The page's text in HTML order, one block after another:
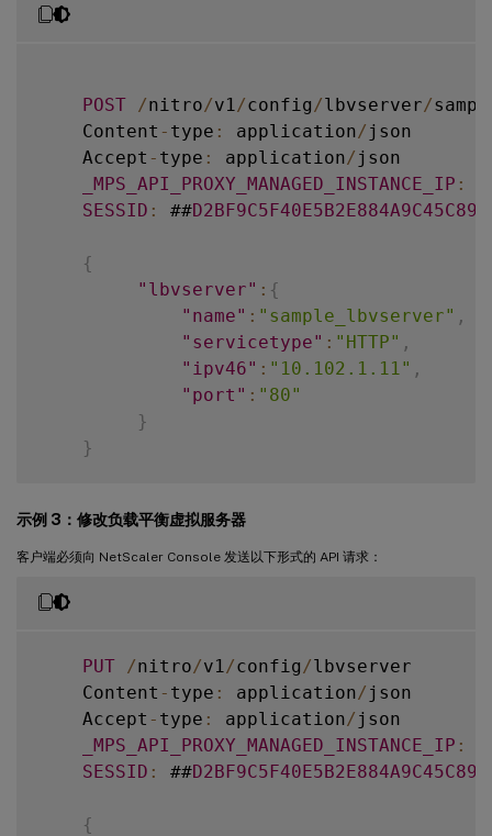
"cert_verified": "false",
"sessionid" :
"token": "b2f3f935e93db6a"
POST /nitro/v1/config/lbvserver/
    Content
- type : application/ json
    Accept
- type : application/ json
_MPS_API_PROXY_MANAGED_INSTANCE_IP :
SESSID : ##
{
"lbvserver" : {
"name" : "sample_lbvserver" ,
"servicetype" : "HTTP" ,
"ipv46" : "10.102.1.11" ,
"port" : "80"
}
}
示例 3：修改负载平衡虚拟服务器
客户端必须向 NetScaler Console 发送以下形式的 API 请求：
PUT /nitro/v1/config/lbvserver
    Content
- type : application/ json
    Accept
- type : application/ json
_MPS_API_PROXY_MANAGED_INSTANCE_IP :
SESSID : ##
{